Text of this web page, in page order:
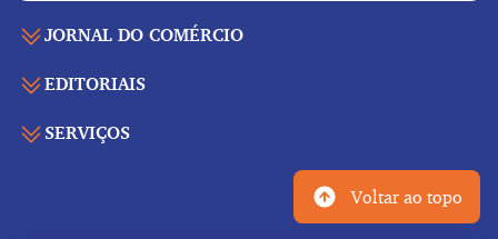
Voltar ao topo
JORNAL DO COMÉRCIO
Capa
EDITORIAIS
Economia
SERVIÇOS